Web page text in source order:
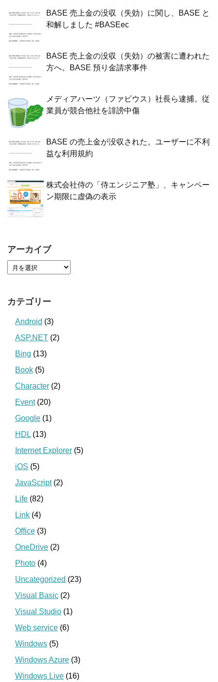
BASE 売上金の没収（失効）に関し、BASE と
和解しました #BASEec
BASE 売上金の没収（失効）の被害に遭われた
方へ。BASE 預り金請求事件
メディアハーツ（ファビウス）社長ら逮捕。従
業員が競合他社を誹謗中傷
BASE の売上金が没収された。ユーザーに不利
益な利用規約
株式会社侍の「侍エンジニア塾」、キャンペー
ン期限に虚偽の表示
アーカイブ
カテゴリー
Android (3)
ASP.NET (2)
Bing (13)
Book (5)
Character (2)
Event(20)
Google (1)
HDL (13)
Internet Explorer (5)
iOS (5)
JavaScript(2)
Life (82)
Link (4)
Office (3)
OneDrive (2)
Photo (4)
Uncategorized (23)
Visual Basic (2)
Visual Studio (1)
Web service (6)
Windows (5)
Windows Azure (3)
Windows Live (16)